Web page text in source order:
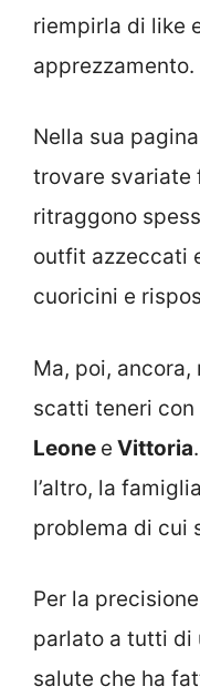
riempirla di like
apprezzamento.
Nella sua
trovare svariate
ritraggono
outfit azzeccati
cuoricini e
Ma, poi,
scatti teneri
Leone e Vittoria
l’altro, la famiglia
problema di cui
Per la
parlato a tutti di
salute che ha